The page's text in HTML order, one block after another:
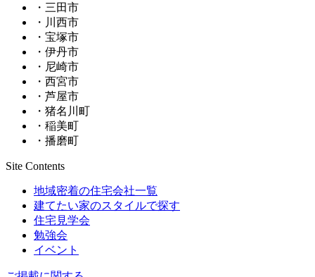
・三田市
・川西市
・宝塚市
・伊丹市
・尼崎市
・西宮市
・芦屋市
・猪名川町
・稲美町
・播磨町
Site Contents
地域密着の住宅会社一覧
建てたい家のスタイルで探す
住宅見学会
勉強会
イベント